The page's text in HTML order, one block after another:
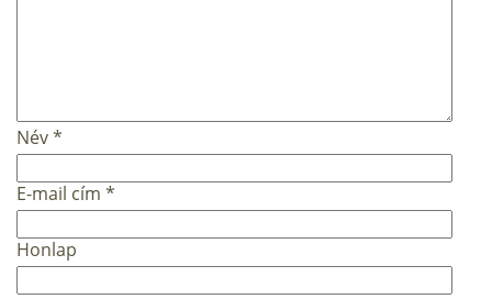
Név*
E-mail cím *
Honlap